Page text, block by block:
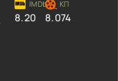
8.20 8.074